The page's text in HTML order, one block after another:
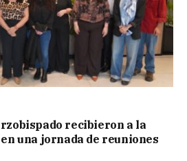
recibieron a la
una jornada de reuniones